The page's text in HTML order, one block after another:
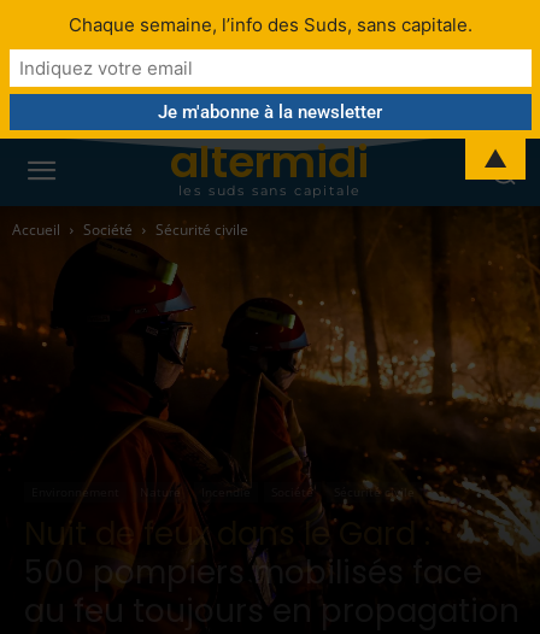
altermidi
les suds sans capitale
Accueil Société Sécurité civile
Environnement Nature Incendie Société Sécurité civile
Nuit de feux dans le Gard :
500 pompiers mobilisés face
au feu toujours en propagation
Chaque semaine, l’info des Suds, sans capitale.
▲